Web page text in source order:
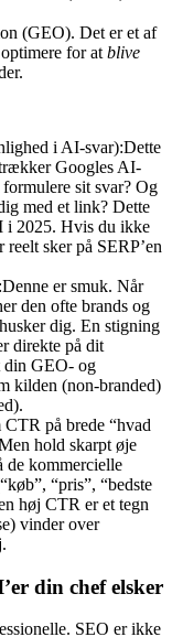
(GEO). Det er et af
for at blive
i AI-svar):Dette
Googles AI-
sit svar? Og
med et link? Dette
i 2025. Hvis du ikke
sker på SERP’en
er smuk. Når
den ofte brands og
dig. En stigning
direkte på dit
din GEO- og
kilden (non-branded)
på brede “hvad
hold skarpt øje
de kommercielle
“pris”, “bedste
høj CTR er et tegn
vinder over
din chef elsker
SEO er ikke